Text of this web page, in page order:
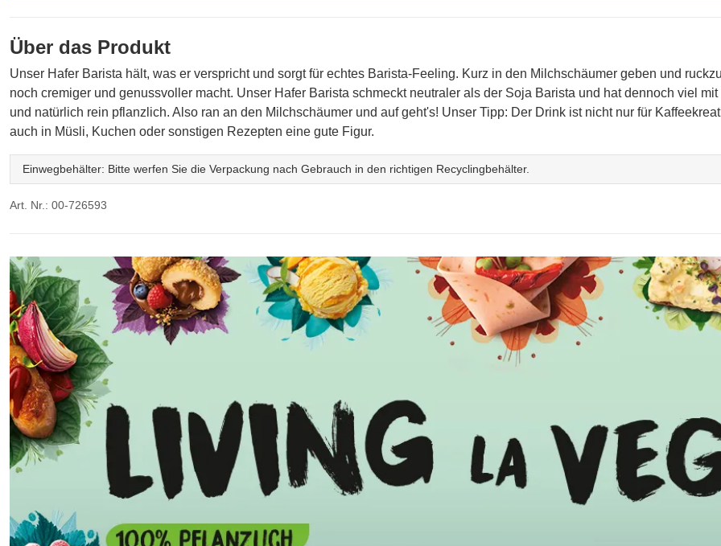
Über das Produkt
Unser Hafer Barista hält, was er verspricht und sorgt für echtes Barista-Feeling. Kurz in den Milchschäumer geben und
noch cremiger und genussvoller macht. Unser Hafer Barista schmeckt neutraler als der Soja Barista und hat dennoch viel
und natürlich rein pflanzlich. Also ran an den Milchschäumer und auf geht's! Unser Tipp: Der Drink ist nicht nur für
auch in Müsli, Kuchen oder sonstigen Rezepten eine gute Figur.
Einwegbehälter: Bitte werfen Sie die Verpackung nach Gebrauch in den richtigen Recyclingbehälter.
Art. Nr.: 00-726593